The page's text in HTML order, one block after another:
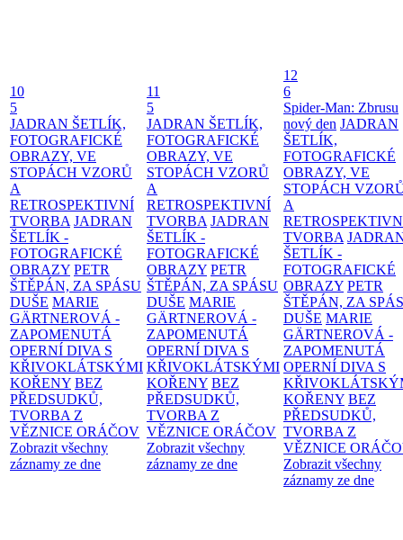
10
5
JADRAN ŠETLÍK,
FOTOGRAFICKÉ
OBRAZY, VE
STOPÁCH VZORŮ
A
RETROSPEKTIVNÍ
TVORBA JADRAN
ŠETLÍK -
FOTOGRAFICKÉ
OBRAZY PETR
ŠTĚPÁN, ZA SPÁSU
DUŠE MARIE
GÄRTNEROVÁ -
ZAPOMENUTÁ
OPERNÍ DIVA S
KŘIVOKLÁTSKÝMI
KOŘENY BEZ
PŘEDSUDKŮ,
TVORBA Z
VĚZNICE ORÁČOV
Zobrazit všechny
záznamy ze dne
11
5
JADRAN ŠETLÍK,
FOTOGRAFICKÉ
OBRAZY, VE
STOPÁCH VZORŮ
A
RETROSPEKTIVNÍ
TVORBA JADRAN
ŠETLÍK -
FOTOGRAFICKÉ
OBRAZY PETR
ŠTĚPÁN, ZA SPÁSU
DUŠE MARIE
GÄRTNEROVÁ -
ZAPOMENUTÁ
OPERNÍ DIVA S
KŘIVOKLÁTSKÝMI
KOŘENY BEZ
PŘEDSUDKŮ,
TVORBA Z
VĚZNICE ORÁČOV
Zobrazit všechny
záznamy ze dne
12
6
Spider-Man: Zbrusu
nový den JADRAN
ŠETLÍK,
FOTOGRAFICKÉ
OBRAZY, VE
STOPÁCH
A
TVORBA
ŠETLÍK -
FOTOGRAFICKÉ
OBRAZY PETR
ŠTĚPÁN, ZA
DUŠE MARIE
GÄRTNEROVÁ -
ZAPOMENUTÁ
OPERNÍ DIVA S
KOŘENY BEZ
PŘEDSUDKŮ,
TVORBA Z
VĚZNICE
Zobrazit všechny
záznamy ze dne